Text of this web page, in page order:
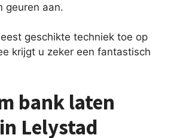
geuren aan.
geschikte techniek toe op
krijgt u zeker een fantastisch
bank laten
Lelystad